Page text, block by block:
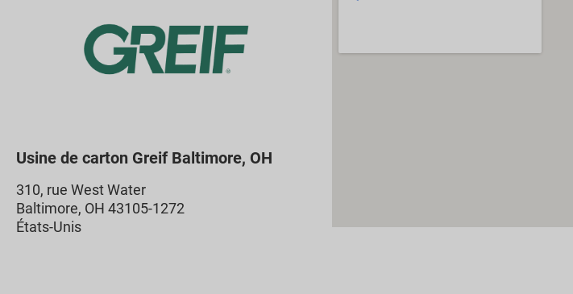
Usine de carton Greif Baltimore, OH
310, rue West Water
Baltimore, OH 43105-1272
États-Unis